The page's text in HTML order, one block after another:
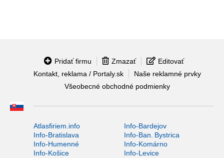
Pridať firmu Zmazať
Editovať
Kontakt, reklama / Portaly.sk
Naše reklamné prvky
Všeobecné obchodné podmienky
Atlasfiriem.info
Info-Bardejov
Info-Bratislava
Info-Ban. Bystrica
Info-Humenné
Info-Komárno
Info-Košice
Info-Levice